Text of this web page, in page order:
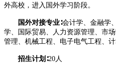
外高校，进入国外学习阶段。
国外对接专业∶会计学、金融学
学、国际贸易、人力资源管理、市
管理、机械工程、电子电气工程、
招生计划∶20人